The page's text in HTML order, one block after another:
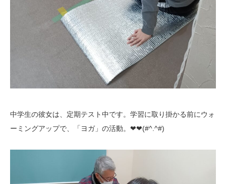
中学生の彼女は、定期テスト中です。学習に取り掛かる前にウォ
ーミングアップで、「ヨガ」の活動。❤❤(#^.^#)